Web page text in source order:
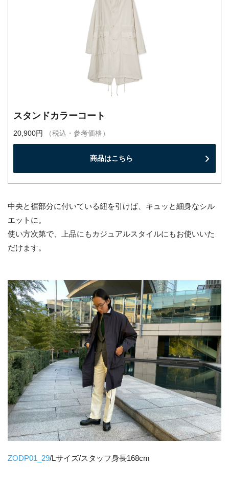
スタンドカラーコート
20,900円 （税込・参考価格）
商品はこちら
中央と裾部分に付いている紐を引けば、キュッと細身なシル
エットに。
使い方次第で、上品にもカジュアルスタイルにもお使いいた
だけます。
ZODP01_29/Lサイズ/スタッフ身長168cm